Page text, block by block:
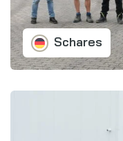
Schares